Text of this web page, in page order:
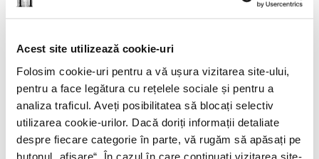
Acest site utilizează cookie-uri
Folosim cookie-uri pentru a vă ușura vizitarea site-ului,
pentru a face legătura cu rețelele sociale și pentru a
analiza traficul. Aveți posibilitatea să blocați selectiv
utilizarea cookie-urilor. Dacă doriți informații detaliate
despre fiecare categorie în parte, vă rugăm să apăsați pe
butonul „ afișare“. În cazul în care continuați vizitarea site-